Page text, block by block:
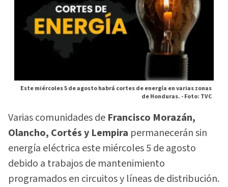
Este miércoles 5 de agosto habrá cortes de energía en varias zonas
de Honduras. -Foto: TVC
Varias comunidades de Francisco Morazán,
Olancho, Cortés y Lempira permanecerán sin
energía eléctrica este miércoles 5 de agosto
debido a trabajos de mantenimiento
programados en circuitos y líneas de distribución.